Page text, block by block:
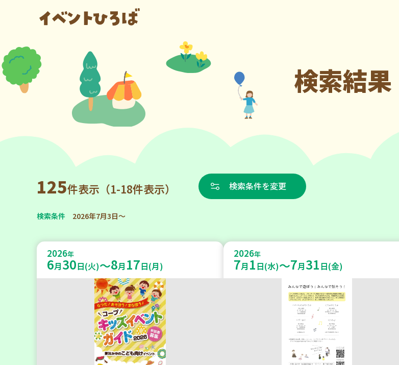
検索結果
125件表示（1-18件表示） 検索条件を変更
検索条件 2026年7月3日～
2026年
6月30日(火)～8月 17日(月)
2026年
7月 1日(水)～7月31日(金)